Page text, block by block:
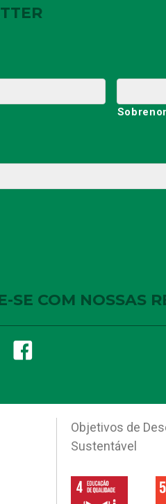
SE COM NOSSAS
Objetivos de
Sustentável